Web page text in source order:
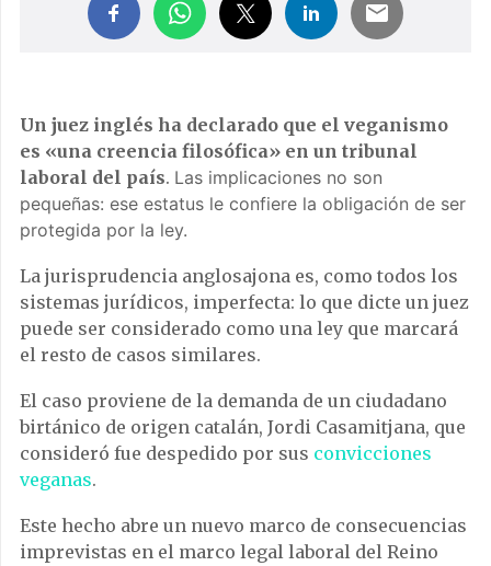
Un juez inglés ha declarado que el veganismo
es «una creencia filosófica» en un tribunal
laboral del país. Las implicaciones no son
pequeñas: ese estatus le confiere la obligación de ser
protegida por la ley.
La jurisprudencia anglosajona es, como todos los
sistemas jurídicos, imperfecta: lo que dicte un juez
puede ser considerado como una ley que marcará
el resto de casos similares.
El caso proviene de la demanda de un ciudadano
birtánico de origen catalán, Jordi Casamitjana, que
consideró fue despedido por sus convicciones
veganas.
Este hecho abre un nuevo marco de consecuencias
imprevistas en el marco legal laboral del Reino